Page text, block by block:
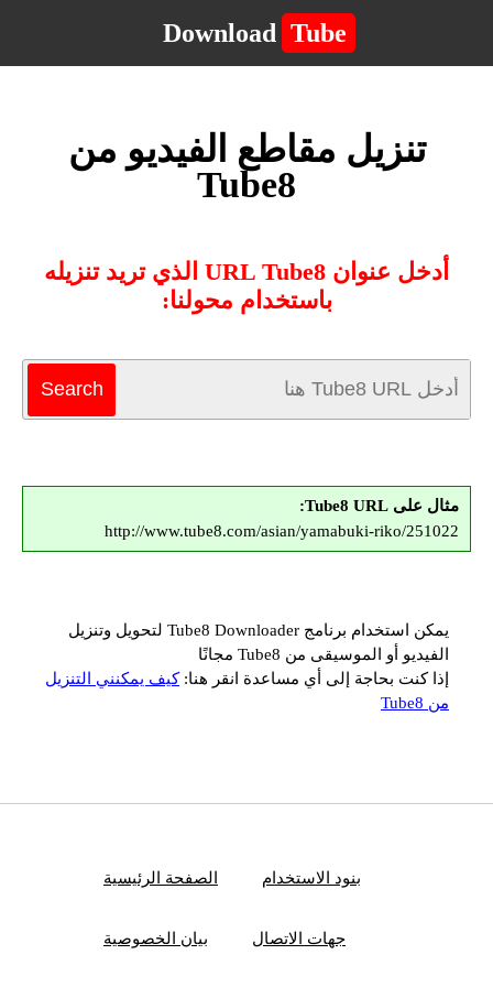
Download Tube
تنزيل مقاطع الفيديو من
Tube8
أدخل عنوان URL Tube8 الذي تريد تنزيله
باستخدام محولنا:
مثال على Tube8 URL:
http://www.tube8.com/asian/yamabuki-riko/251022
يمكن استخدام برنامج Tube8 Downloader لتحويل وتنزيل
الفيديو أو الموسيقى من Tube8 مجانًا
إذا كنت بحاجة إلى أي مساعدة انقر هنا:كيف يمكنني التنزيل
من Tube8
الصفحة الرئيسية بنود الاستخدام
بيان الخصوصية جهات الاتصال